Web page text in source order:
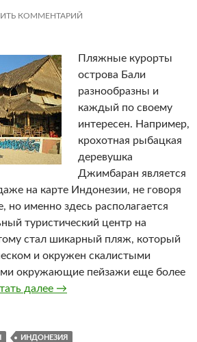
КОММЕНТАРИЙ
Пляжные курорты
острова Бали
разнообразны и
каждый по своему
интересен. Например,
крохотная рыбацкая
деревушка
Джимбаран является
на карте Индонезии, не говоря
но именно здесь располагается
туристический центр на
стал шикарный пляж, который
и окружен скалистыми
окружающие пейзажи еще более
далее Джимбаран
→
ИНДОНЕЗИЯ